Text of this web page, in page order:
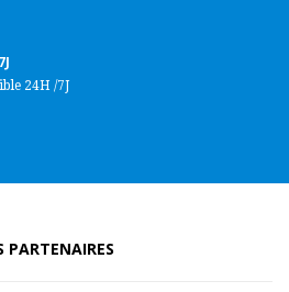
24H /7J
PARTENAIRES